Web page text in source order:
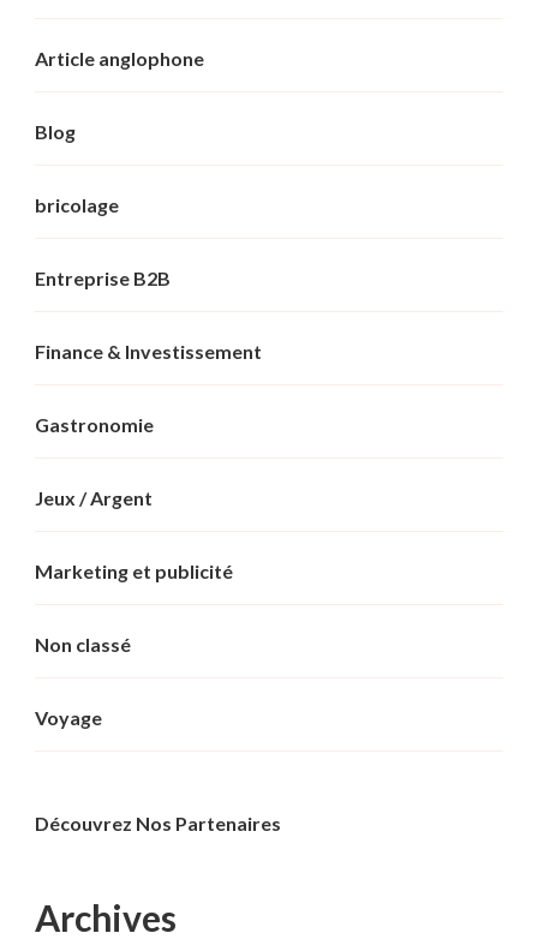
Article anglophone
Blog
bricolage
Entreprise B2B
Finance & Investissement
Gastronomie
Jeux / Argent
Marketing et publicité
Non classé
Voyage
Découvrez Nos Partenaires
Archives